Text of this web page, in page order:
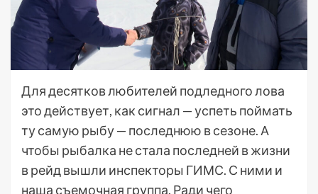
Для десятков любителей подледного лова
это действует, как сигнал — успеть поймать
ту самую рыбу — последнюю в сезоне. А
чтобы рыбалка не стала последней в жизни
в рейд вышли инспекторы ГИМС. С ними и
наша съемочная группа. Ради чего